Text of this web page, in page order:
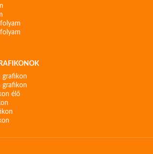
grafikon
grafikon
élő